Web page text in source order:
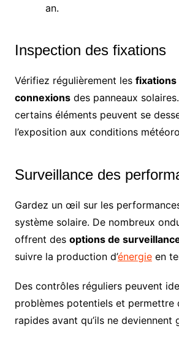
an.
Inspection des fixations
Vérifiez régulièrement les fixations
connexionsdes panneaux
certains éléments peuvent se
l’exposition aux conditions
Surveillance des
Gardez un œil sur les
système solaire. De nombreux
offrent des options de
suivre la production d’énergieen
Des contrôles réguliers peuvent
problèmes potentiels et permettre
rapides avant qu’ils ne deviennent